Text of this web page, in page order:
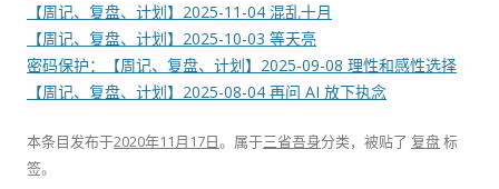
【周记、复盘、计划】2025-11-04 混乱十月
【周记、复盘、计划】2025-10-03 等天亮
密码保护：【周记、复盘、计划】2025-09-08 理性和感性选择
【周记、复盘、计划】2025-08-04 再问 AI 放下执念
本条目发布于2020年11月17日。属于三省吾身分类，被贴了 复盘标
签。